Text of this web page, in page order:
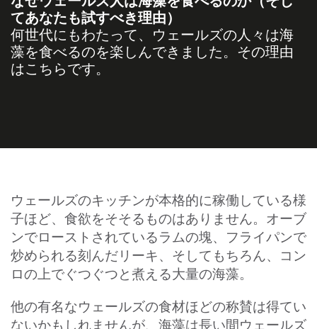
てあなたも試すべき理由）
何世代にもわたって、ウェールズの人々は海
藻を食べるのを楽しんできました。その理由
はこちらです。
ウェールズのキッチンが本格的に稼働している様
子ほど、食欲をそそるものはありません。オーブ
ンでローストされているラムの塊、フライパンで
炒められる刻んだリーキ、そしてもちろん、コン
ロの上でぐつぐつと煮える大量の海藻。
他の有名なウェールズの食材ほどの称賛は得てい
ないかもしれませんが、海藻は長い間ウェールズ